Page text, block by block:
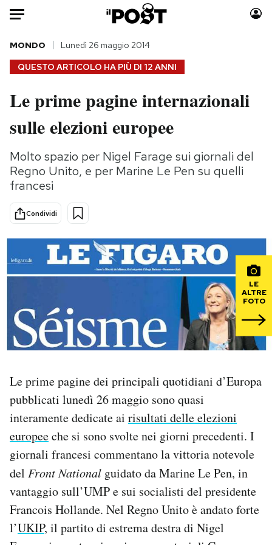
Auto
HOME
Italia
Politica
Tecnologia
Internet
Scienza
Cultura
Economia
Sport
Moda
Consumismi
Storie/Idee
Ok Boomer!
Mondiali calcio 2026
NEWSLETTER
I MIEI PREFERITI
SHOP
CALENDARIO
AREA PERSONALE
Area Personale
QUESTO ARTICOLO HA PIÙ DI 12 ANNI
MONDO Lunedì 26 maggio 2014
Le prime pagine internazionali
sulle elezioni europee
Molto spazio per Nigel Farage sui giornali del
Regno Unito, e per Marine Le Pen su quelli
francesi
Condividi
LE
ALTRE
FOTO
Le prime pagine dei principali quotidiani d’Europa
pubblicati lunedì 26 maggio sono quasi
interamente dedicate ai risultati delle elezioni
europeeche si sono svolte nei giorni precedenti. I
giornali francesi commentano la vittoria notevole
del Front National guidato da Marine Le Pen, in
vantaggio sull’UMP e sui socialisti del presidente
Francois Hollande. Nel Regno Unito è andato forte
l’UKIP, il partito di estrema destra di Nigel